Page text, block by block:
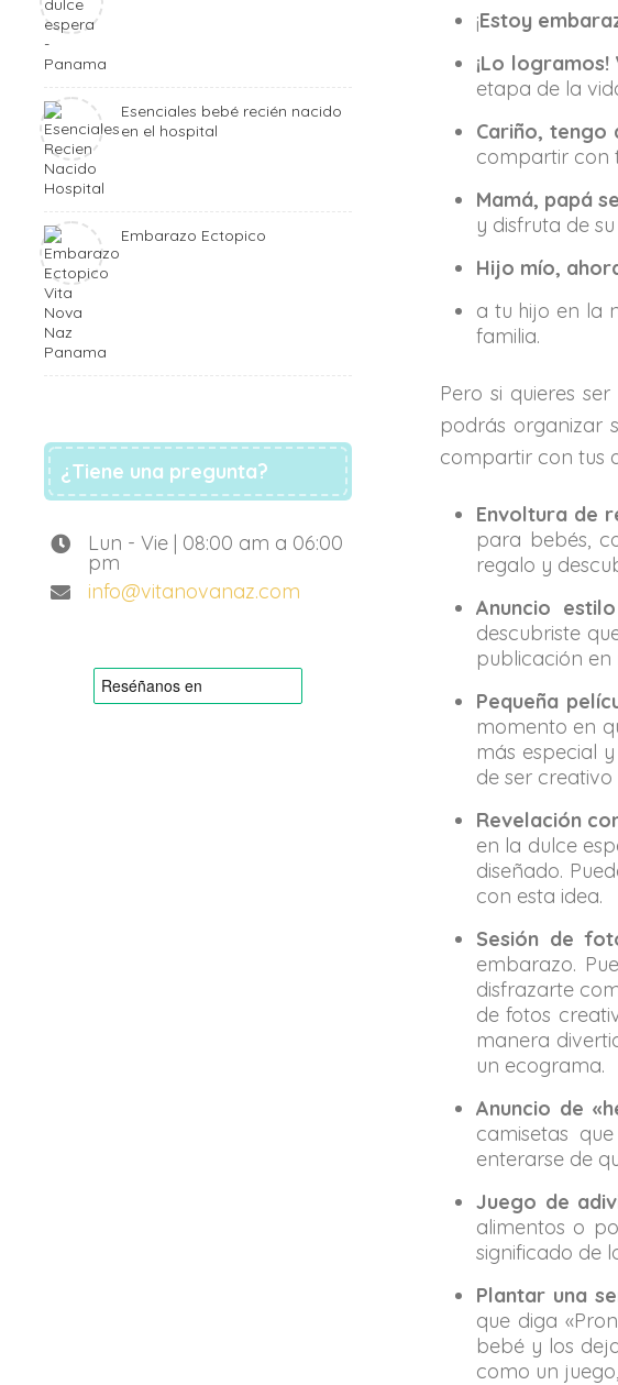
¡Estoy
¡Lo
etapa de la
Cariño, tengo
compartir con
Mamá, papá
y disfruta de
Hijo mío,
a tu hijo en la
familia.
Pero si quieres
podrás organizar
compartir con tus
Envoltura de
para bebés,
regalo y
Anuncio
descubriste
publicación en
Pequeña
momento en
más especial
de ser
Revelación
en la dulce
diseñado.
con esta idea.
Sesión de
embarazo.
disfrazarte
de fotos
manera
un ecograma.
Anuncio de
camisetas
enterarse de
Juego de
alimentos o
significado de
Plantar una
que diga
bebé y los
como un
Esenciales bebé recién nacido
en el hospital
Embarazo Ectopico
¿Tiene una pregunta?
Lun - Vie | 08:00 am a 06:00
pm
info@vitanovanaz.com